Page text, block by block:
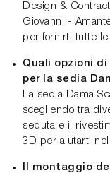
Design &
Giovanni -
per fornirti tutte le
Quali opzioni
per la sedia
La sedia Dama
scegliendo tra
seduta e il
3D per aiutarti
Il montaggio